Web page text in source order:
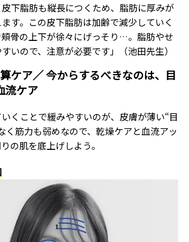
下脂肪も縦長につくため、脂肪に厚みが
す。この皮下脂肪は加齢で減少していく
骨の上下が徐々にげっそり…。脂肪やせ
いので、注意が必要です」（池田先生）
ケア／ 今からするべきなのは、目
流ケア
くことで緩みやすいのが、皮膚が薄い“目
く筋力も弱めなので、乾燥ケアと血流アッ
の肌を底上げしよう。